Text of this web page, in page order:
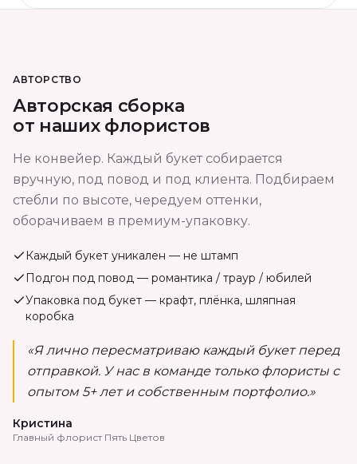
АВТОРСТВО
Авторская сборка
от наших флористов
Не конвейер. Каждый букет собирается
вручную, под повод и под клиента. Подбираем
стебли по высоте, чередуем оттенки,
оборачиваем в премиум-упаковку.
Каждый букет уникален — не штамп
Подгон под повод — романтика / траур / юбилей
Упаковка под букет — крафт, плёнка, шляпная
коробка
«Я лично пересматриваю каждый букет перед
отправкой. У нас в команде только флористы с
опытом 5+ лет и собственным портфолио.»
Кристина
Главный флорист Пять Цветов